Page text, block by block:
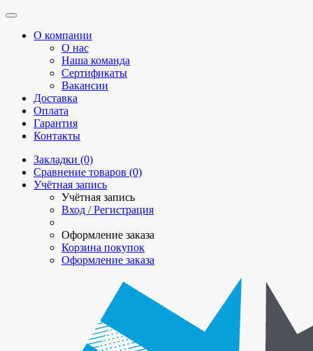
О компании
О нас
Наша команда
Сертификаты
Вакансии
Доставка
Оплата
Гарантия
Контакты
Закладки (0)
Сравнение товаров (0)
Учётная запись
Учётная запись
Вход / Регистрация
Оформление заказа
Корзина покупок
Оформление заказа